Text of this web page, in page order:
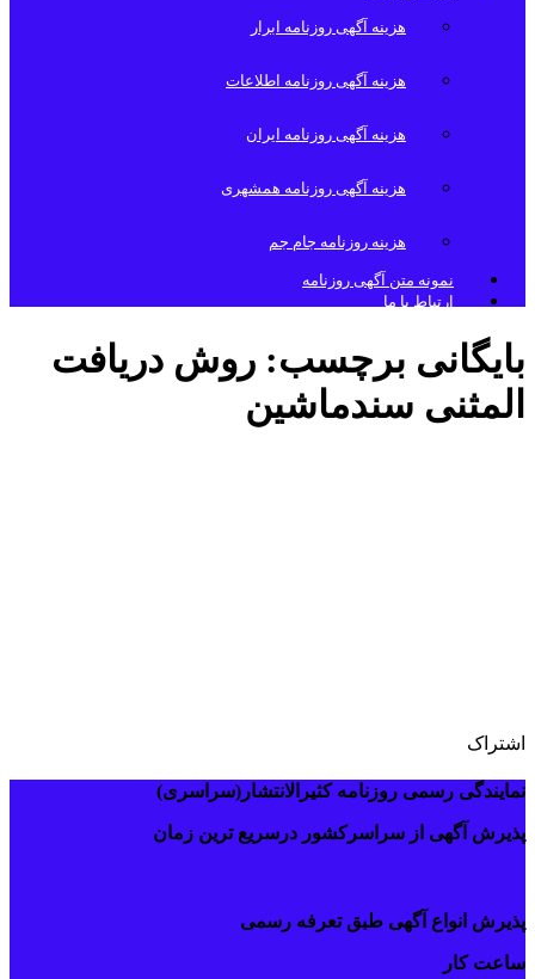
هزینه آگهی روزنامه ابرار
هزینه آگهی روزنامه اطلاعات
هزینه آگهی روزنامه ایران
هزینه آگهی روزنامه همشهری
هزینه روزنامه جام جم
نمونه متن آگهی روزنامه
ارتباط با ما
بایگانی برچسب: روش دریافت
المثنی سندماشین
اشتراک
نمایندگی رسمی روزنامه کثیرالانتشار(سراسری)
پذیرش آگهی از سراسرکشور درسریع ترین زمان
پذیرش انواع آگهی طبق تعرفه رسمی
ساعت کار